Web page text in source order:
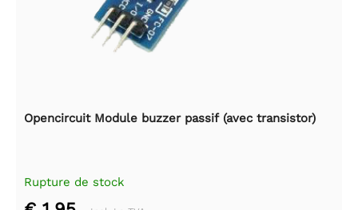
Opencircuit Module buzzer passif (avec transistor)
Rupture de stock